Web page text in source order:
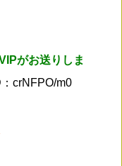
がお送りしま
crNFPO/m0